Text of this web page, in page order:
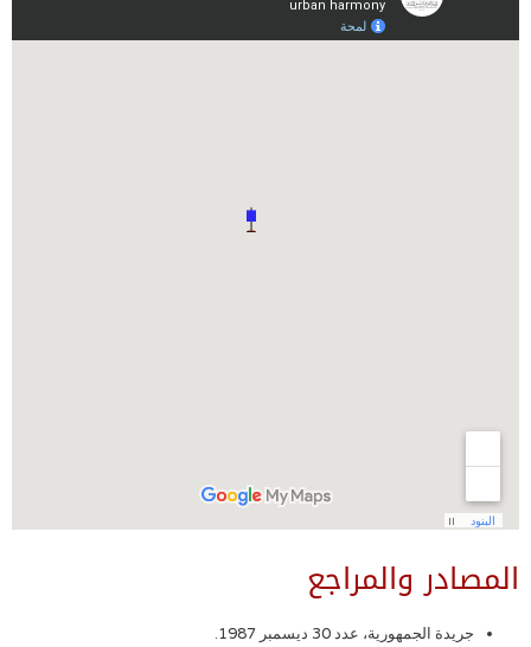
المصادر والمراجع
جريدة الجمهورية، عدد 30 ديسمبر 1987.